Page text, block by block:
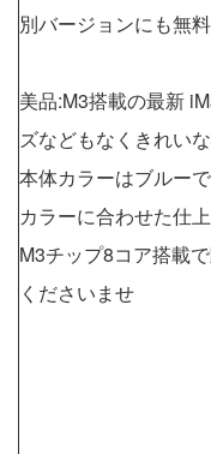
別バージョンにも無
美品:M3搭載の最新
ズなどもなくきれいな
本体カラーはブルー
カラーに合わせた仕
M3チップ8コア搭載
くださいませ